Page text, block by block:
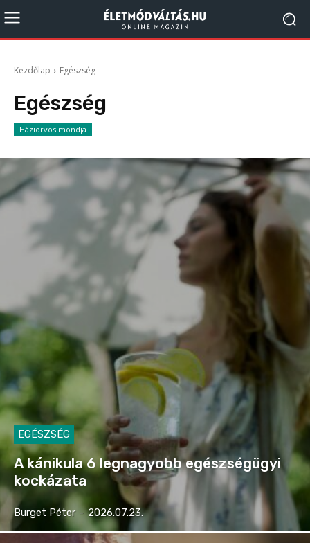
Kezdőlap Egészség
Egészség
Háziorvos mondja
EGÉSZSÉG
A kánikula 6 legnagyobb egészségügyi
kockázata
Burget Péter - 2026.07.23.